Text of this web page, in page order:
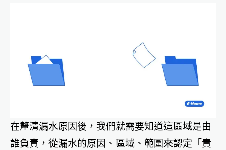
在釐清漏水原因後，我們就需要知道這區域是由
誰負責，從漏水的原因、區域、範圍來認定「責